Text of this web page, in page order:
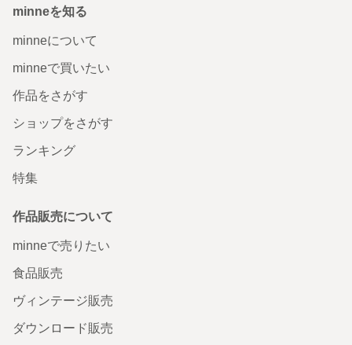
minneを知る
minneについて
minneで買いたい
作品をさがす
ショップをさがす
ランキング
特集
作品販売について
minneで売りたい
食品販売
ヴィンテージ販売
ダウンロード販売